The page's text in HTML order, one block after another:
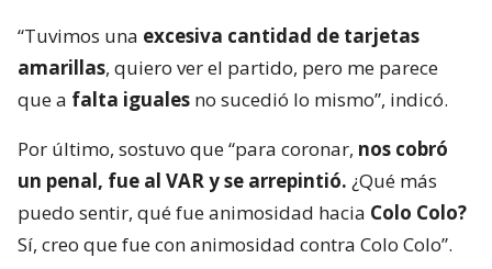
“Tuvimos una excesiva cantidad de tarjetas
amarillas, quiero ver el partido, pero me parece
que a falta iguales no sucedió lo mismo”, indicó.
Por último, sostuvo que “para coronar, nos cobró
un penal, fue al VAR y se arrepintió. ¿Qué más
puedo sentir, qué fue animosidad hacia Colo Colo?
Sí, creo que fue con animosidad contra Colo Colo”.